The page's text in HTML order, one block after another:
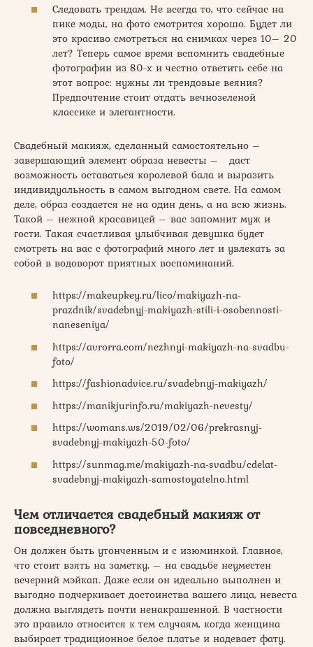
Следовать трендам. Не всегда то, что сейчас на
пике моды, на фото смотрится хорошо. Будет ли
это красиво смотреться на снимках через 10– 20
лет? Теперь самое время вспомнить свадебные
фотографии из 80-х и честно ответить себе на
этот вопрос: нужны ли трендовые веяния?
Предпочтение стоит отдать вечнозеленой
классике и элегантности.
Свадебный макияж, сделанный самостоятельно –
завершающий элемент образа невесты – даст
возможность оставаться королевой бала и выразить
индивидуальность в самом выгодном свете. На самом
деле, образ создается не на один день, а на всю жизнь.
Такой – нежной красавицей – вас запомнит муж и
гости. Такая счастливая улыбчивая девушка будет
смотреть на вас с фотографий много лет и увлекать за
собой в водоворот приятных воспоминаний.
https://makeupkey.ru/lico/makiyazh-na-
prazdnik/svadebnyj-makiyazh-stili-i-osobennosti-
naneseniya/
https://avrorra.com/nezhnyi-makiyazh-na-svadbu-
foto/
https://fashionadvice.ru/svadebnyj-makiyazh/
https://manikjurinfo.ru/makiyazh-nevesty/
https://womans.ws/2019/02/06/prekrasnyj-
svadebnyj-makiyazh-50-foto/
https://sunmag.me/makiyazh-na-svadbu/cdelat-
svadebnyj-makiyazh-samostoyatelno.html
Чем отличается свадебный макияж от
повседневного?
Он должен быть утонченным и с изюминкой. Главное,
что стоит взять на заметку, – на свадьбе неуместен
вечерний мэйкап. Даже если он идеально выполнен и
выгодно подчеркивает достоинства вашего лица, невеста
должна выглядеть почти ненакрашенной. В частности
это правило относится к тем случаям, когда женщина
выбирает традиционное белое платье и надевает фату.